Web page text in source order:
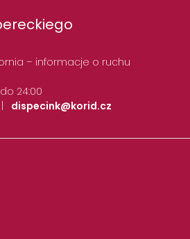
– informacje o ruchu
24:00
| dispecink@korid.cz